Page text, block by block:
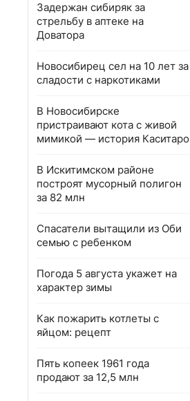
Задержан сибиряк за
стрельбу в аптеке на
Доватора
Новосибирец сел на 10 лет за
сладости с наркотиками
В Новосибирске
пристраивают кота с живой
мимикой — история Каситаро
В Искитимском районе
построят мусорный полигон
за 82 млн
Спасатели вытащили из Оби
семью с ребенком
Погода 5 августа укажет на
характер зимы
Как пожарить котлеты с
яйцом: рецепт
Пять копеек 1961 года
продают за 12,5 млн